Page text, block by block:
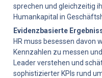
sprechen und gleichzeitig
Humankapital in
Evidenzbasierte
HR muss besessen davon
Kennzahlen zu messen
Leader verstehen und
sophistizierter KPIs rund